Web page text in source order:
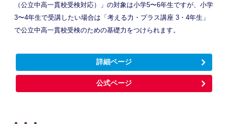
（公立中高一貫校受検対応）」の対象は小学5〜6年生ですが、小学
3〜4年生で受講したい場合は「考える力・プラス講座 3・4年生」
で公立中高一貫校受検のための基礎力をつけられます。
詳細ページ
公式ページ